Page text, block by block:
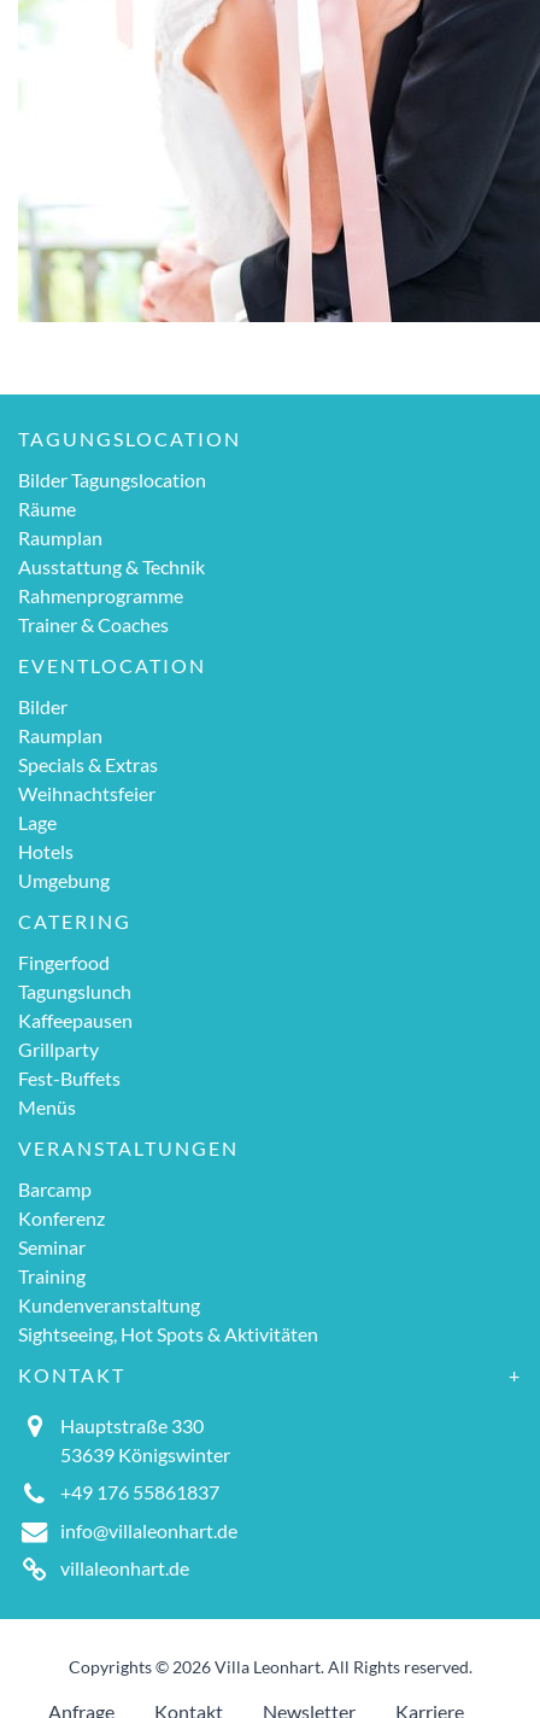
TAGUNGSLOCATION
Bilder Tagungslocation
Räume
Raumplan
Ausstattung & Technik
Rahmenprogramme
Trainer & Coaches
EVENTLOCATION
Bilder
Raumplan
Specials & Extras
Weihnachtsfeier
Lage
Hotels
Umgebung
CATERING
Fingerfood
Tagungslunch
Kaffeepausen
Grillparty
Fest-Buffets
Menüs
VERANSTALTUNGEN
Barcamp
Konferenz
Seminar
Training
Kundenveranstaltung
Sightseeing, Hot Spots & Aktivitäten
KONTAKT
Hauptstraße 330
53639 Königswinter
+49 176 55861837
info@villaleonhart.de
villaleonhart.de
Copyrights © 2026 Villa Leonhart. All Rights reserved.
Anfrage Kontakt Newsletter Karriere